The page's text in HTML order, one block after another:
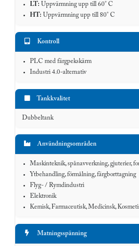
LT: Uppvärmning upp till 60° C
HT: Uppvärmning upp till 80° C
Kontroll
PLC med färgpekskärm
Industri 4.0-alternativ
Tankkvalitet
Dubbeltank
Användningsområden
Maskinteknik, spånavverkning, gjuterier,
Ytbehandling, förmålning, färgborttagning
Flyg- / Rymdindustri
Elektronik
Kemisk, Farmaceutisk, Medicinsk,
Matningsspänning